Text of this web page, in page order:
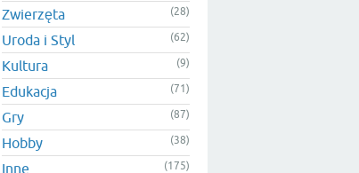
Zwierzęta (28)
Uroda i Styl (62)
Kultura (9)
Edukacja (71)
Gry (87)
Hobby (38)
Inne (175)